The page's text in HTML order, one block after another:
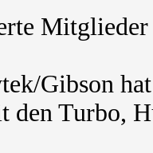
Gibson
den Turbo,